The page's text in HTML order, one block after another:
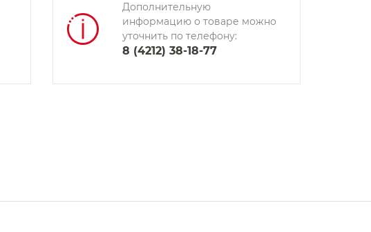
Дополнительную
информацию о товаре можно
уточнить по телефону:
8 (4212) 38-18-77